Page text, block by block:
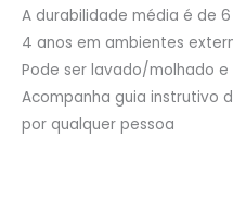
A durabilidade média é de
4 anos em ambientes
Pode ser lavado/molhado
Acompanha guia instrutivo
por qualquer pessoa